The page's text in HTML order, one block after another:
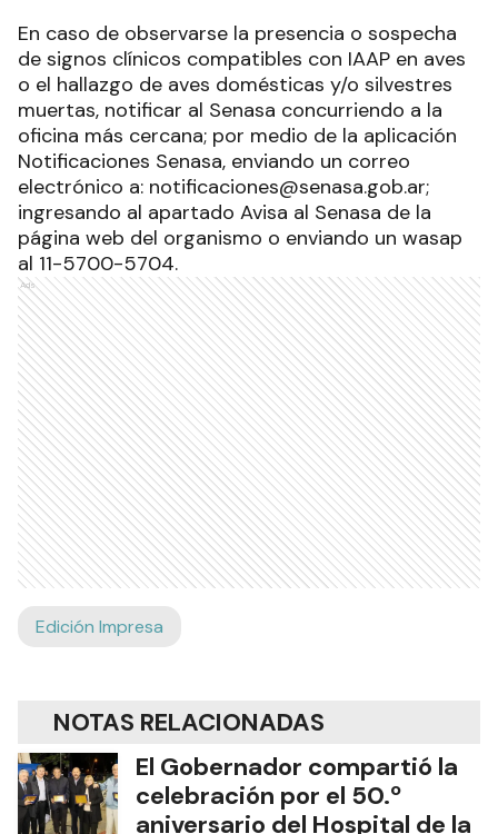
En caso de observarse la presencia o sospecha
de signos clínicos compatibles con IAAP en aves
o el hallazgo de aves domésticas y/o silvestres
muertas, notificar al Senasa concurriendo a la
oficina más cercana; por medio de la aplicación
Notificaciones Senasa, enviando un correo
electrónico a: notificaciones@senasa.gob.ar;
ingresando al apartado Avisa al Senasa de la
página web del organismo o enviando un wasap
al 11-5700-5704.
Ads
Edición Impresa
NOTAS RELACIONADAS
El Gobernador compartió la
celebración por el 50.º
aniversario del Hospital de la